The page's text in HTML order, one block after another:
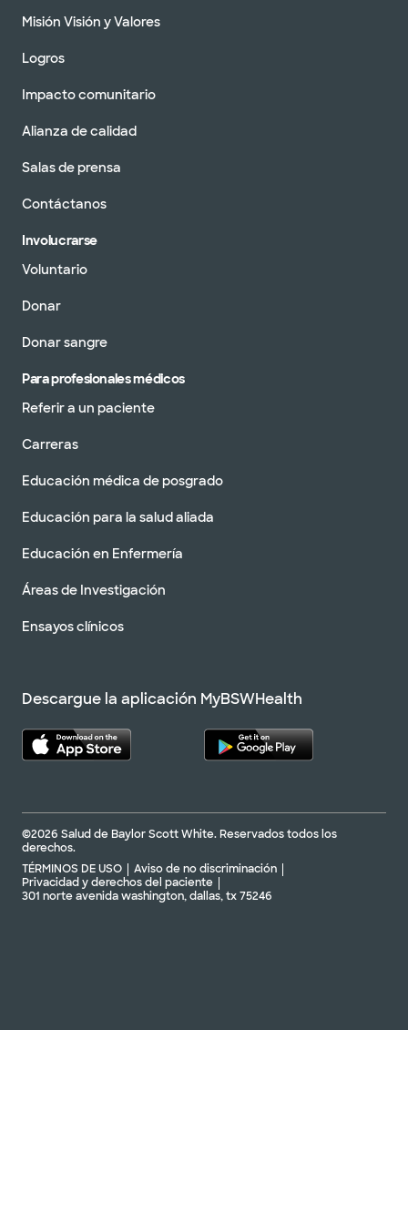
Misión Visión y Valores
Logros
Impacto comunitario
Alianza de calidad
Salas de prensa
Contáctanos
Involucrarse
Voluntario
Donar
Donar sangre
Para profesionales médicos
Referir a un paciente
Carreras
Educación médica de posgrado
Educación para la salud aliada
Educación en Enfermería
Áreas de Investigación
Ensayos clínicos
Descargue la aplicación MyBSWHealth
©2026 Salud de Baylor Scott White. Reservados todos los
derechos.
TÉRMINOS DE USO
Aviso de no discriminación
Privacidad y derechos del paciente
301 norte avenida washington, dallas, tx 75246